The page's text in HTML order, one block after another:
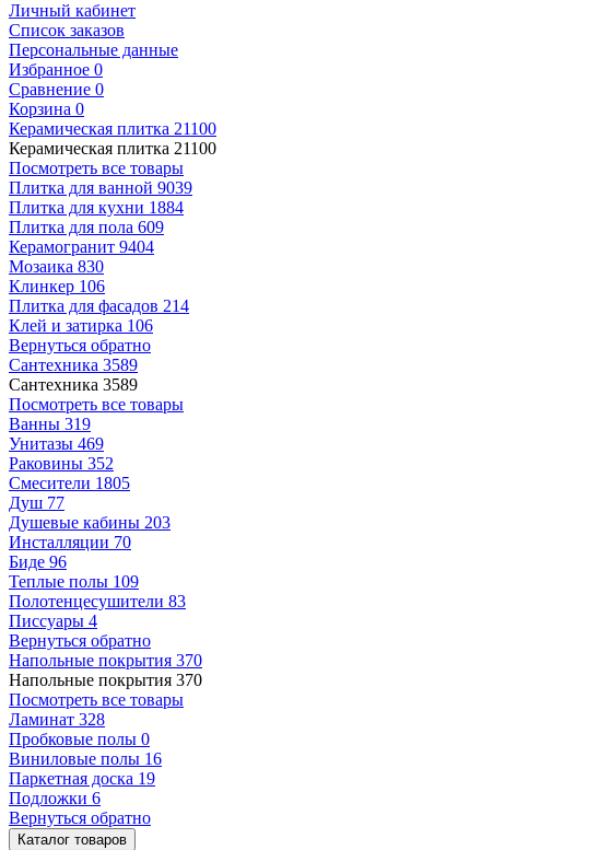
Личный кабинет
Список заказов
Персональные данные
Избранное 0
Сравнение 0
Корзина 0
Керамическая плитка 21100
Керамическая плитка 21100
Посмотреть все товары
Плитка для ванной 9039
Плитка для кухни 1884
Плитка для пола 609
Керамогранит 9404
Мозаика 830
Клинкер 106
Плитка для фасадов 214
Клей и затирка 106
Вернуться обратно
Сантехника 3589
Сантехника 3589
Посмотреть все товары
Ванны 319
Унитазы 469
Раковины 352
Смесители 1805
Душ 77
Душевые кабины 203
Инсталляции 70
Биде 96
Теплые полы 109
Полотенцесушители 83
Писсуары 4
Вернуться обратно
Напольные покрытия 370
Напольные покрытия 370
Посмотреть все товары
Ламинат 328
Пробковые полы 0
Виниловые полы 16
Паркетная доска 19
Подложки 6
Вернуться обратно
Каталог товаров